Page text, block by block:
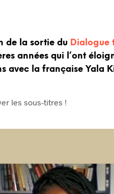
de la sortie du Dialogue
années qui l’ont
avec la française Yala
les sous-titres !